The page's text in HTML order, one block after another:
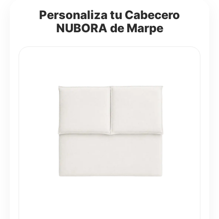
Personaliza tu Cabecero
NUBORA de Marpe